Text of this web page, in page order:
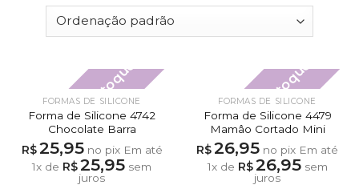
Fora de estoque
FORMAS DE SILICONE
Forma de Silicone 4742
Chocolate Barra
R$25,95 no pix Em até
1x de R$25,95 sem
juros
Fora de estoque
FORMAS DE SILICONE
Forma de Silicone 4479
Mamâo Cortado Mini
R$26,95 no pix Em até
1x de R$26,95sem
juros